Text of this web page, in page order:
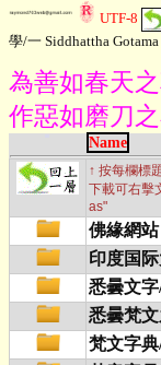
UTF-8
學/一 Siddhattha
為善如春天
作惡如磨刀
Name
↑ 按每欄標
下載可右
as"
佛緣網
印度国
悉曇文
悉曇梵
梵文字